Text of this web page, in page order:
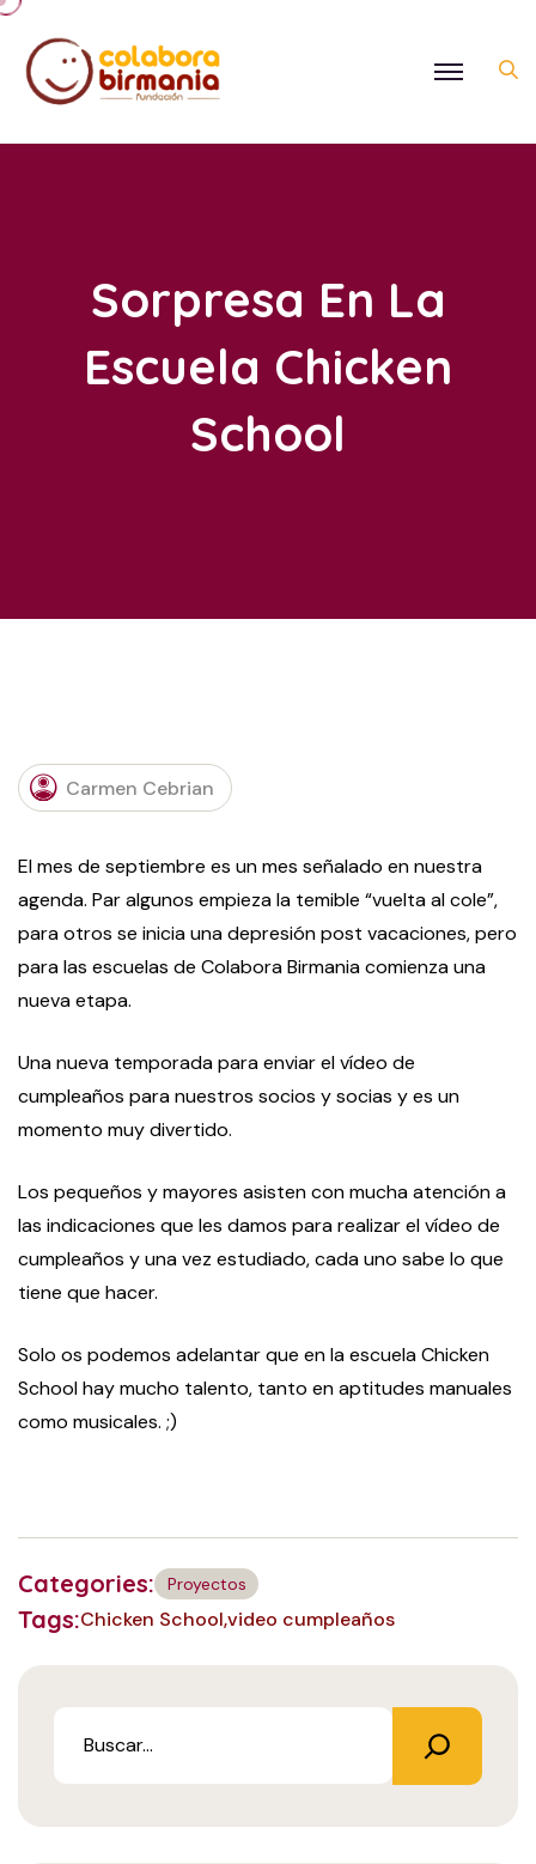
Sorpresa En La
Escuela Chicken
School
Carmen Cebrian
El mes de septiembre es un mes señalado en nuestra
agenda. Par algunos empieza la temible “vuelta al cole”,
para otros se inicia una depresión post vacaciones, pero
para las escuelas de Colabora Birmania comienza una
nueva etapa.
Una nueva temporada para enviar el vídeo de
cumpleaños para nuestros socios y socias y es un
momento muy divertido.
Los pequeños y mayores asisten con mucha atención a
las indicaciones que les damos para realizar el vídeo de
cumpleaños y una vez estudiado, cada uno sabe lo que
tiene que hacer.
Solo os podemos adelantar que en la escuela Chicken
School hay mucho talento, tanto en aptitudes manuales
como musicales. ;)
Categories: Proyectos
Tags:Chicken Schoolvideo cumpleaños